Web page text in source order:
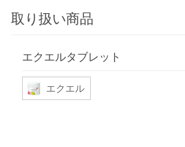
取り扱い商品
エクエルタブレット
エクエル